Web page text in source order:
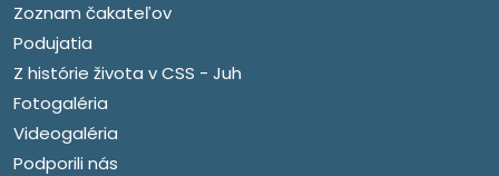
Zoznam čakateľov
Podujatia
Z histórie života v CSS - Juh
Fotogaléria
Videogaléria
Podporili nás